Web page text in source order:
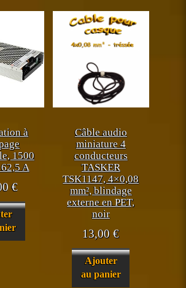
à
1500
A
€
Câble audio
miniature 4
conducteurs
TASKER
TSK1147, 4×0,08
mm², blindage
externe en PET,
noir
13,00€
Ajouter
au panier